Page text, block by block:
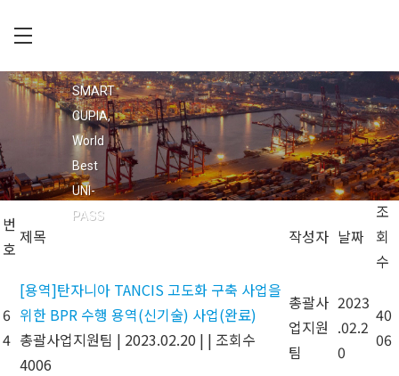
content
C
U
P
I
A
SMART
CUPIA,
World
Best
UNI-
PASS
회사소개
공지사항
채용정보
오시는 길
번
호
제목 작성자 날짜
조
회
수
6
4
[용역]탄자니아 TANCIS 고도화 구축 사업을
위한 BPR 수행 용역(신기술) 사업(완료)
총괄사업지원팀 | 2023.02.20 | | 조회수
4006
총괄사
업지원
팀
2023
.02.2
0
40
06